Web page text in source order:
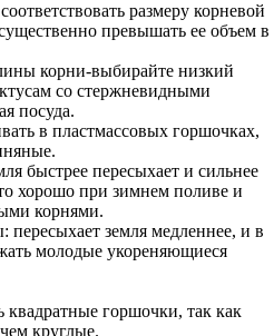
размеру корневой
превышать ее объем в
корни-выбирайте низкий
со стержневидными
посуда.
в пластмассовых горшочках,
быстрее пересыхает и сильнее
хорошо при зимнем поливе и
корнями.
земля медленнее, и в
молодые укореняющиеся
квадратные горшочки, так как
круглые.